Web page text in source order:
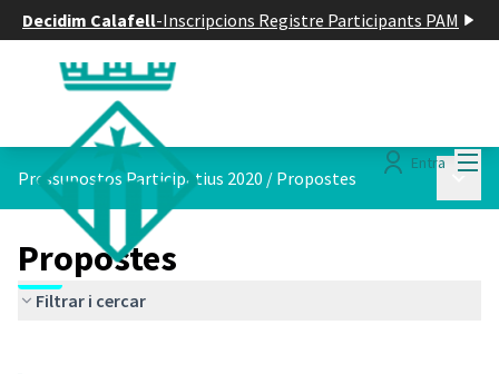
Decidim Calafell-Inscripcions Registre Participants PAM
Entra
Pressupostos Participatius 2020 / Propostes
Propostes
Filtrar i cercar